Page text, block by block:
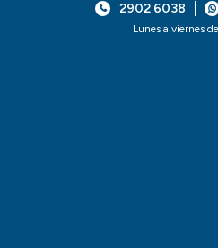
2902 6038
Lunes a viernes